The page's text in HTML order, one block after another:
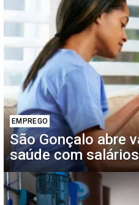
EMPREGO
São Gonçalo abre
saúde com